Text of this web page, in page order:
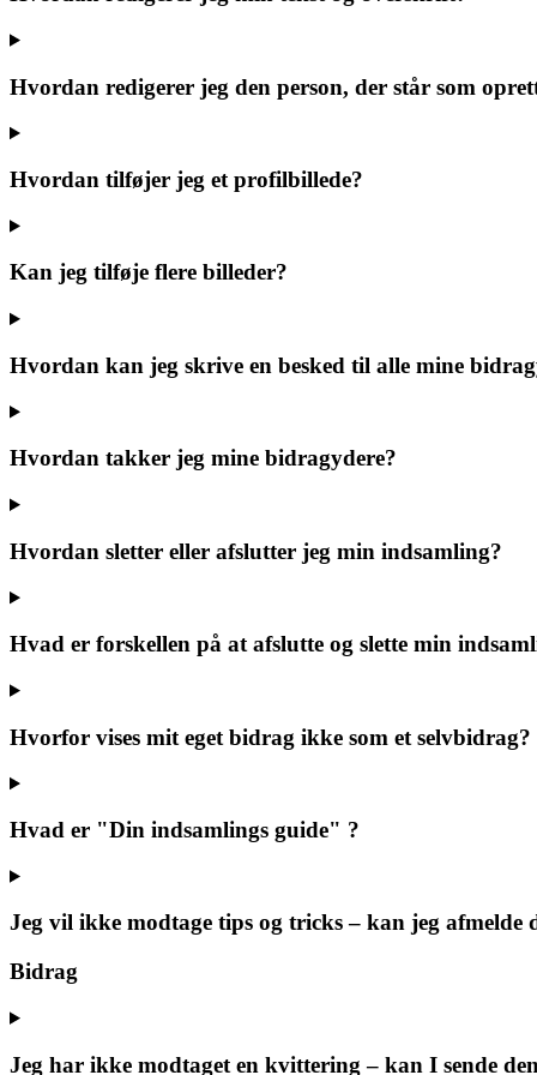
Hvordan redigerer jeg den person, der står som
Hvordan tilføjer jeg et profilbillede?
Kan jeg tilføje flere billeder?
Hvordan kan jeg skrive en besked til alle mine
Hvordan takker jeg mine bidragydere?
Hvordan sletter eller afslutter jeg min indsamling?
Hvad er forskellen på at afslutte og slette min
Hvorfor vises mit eget bidrag ikke som et selvbidrag?
Hvad er "Din indsamlings guide" ?
Jeg vil ikke modtage tips og tricks – kan jeg afmelde
Bidrag
Jeg har ikke modtaget en kvittering – kan I sende